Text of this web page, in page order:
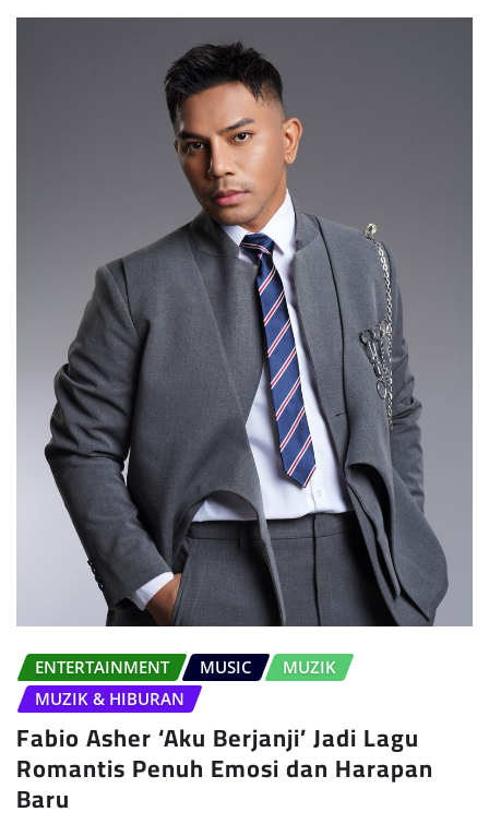
ENTERTAINMENT MUSIC
MUZIK
MUZIK & HIBURAN
Fabio Asher ‘Aku Berjanji’ Jadi Lagu
Romantis Penuh Emosi dan Harapan
Baru